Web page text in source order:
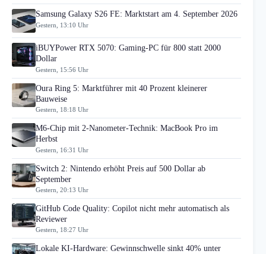
Samsung Galaxy S26 FE: Marktstart am 4. September 2026
Gestern, 13:10 Uhr
iBUYPower RTX 5070: Gaming-PC für 800 statt 2000
Dollar
Gestern, 15:56 Uhr
Oura Ring 5: Marktführer mit 40 Prozent kleinerer
Bauweise
Gestern, 18:18 Uhr
M6-Chip mit 2-Nanometer-Technik: MacBook Pro im
Herbst
Gestern, 16:31 Uhr
Switch 2: Nintendo erhöht Preis auf 500 Dollar ab
September
Gestern, 20:13 Uhr
GitHub Code Quality: Copilot nicht mehr automatisch als
Reviewer
Gestern, 18:27 Uhr
Lokale KI-Hardware: Gewinnschwelle sinkt 40% unter